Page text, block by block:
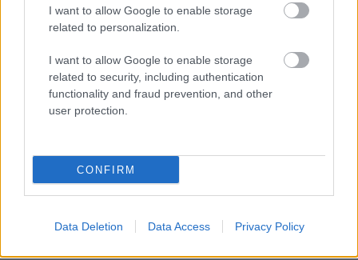
I want to allow Google to enable storage
related to personalization.
I want to allow Google to enable storage
related to security, including authentication
functionality and fraud prevention, and other
user protection.
CONFIRM
Data Deletion Data Access Privacy Policy